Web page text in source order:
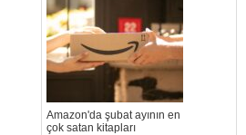
Amazon'da şubat ayının en
çok satan kitapları